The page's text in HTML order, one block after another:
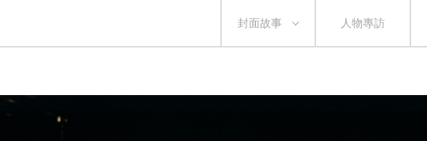
封面故事 人物專訪